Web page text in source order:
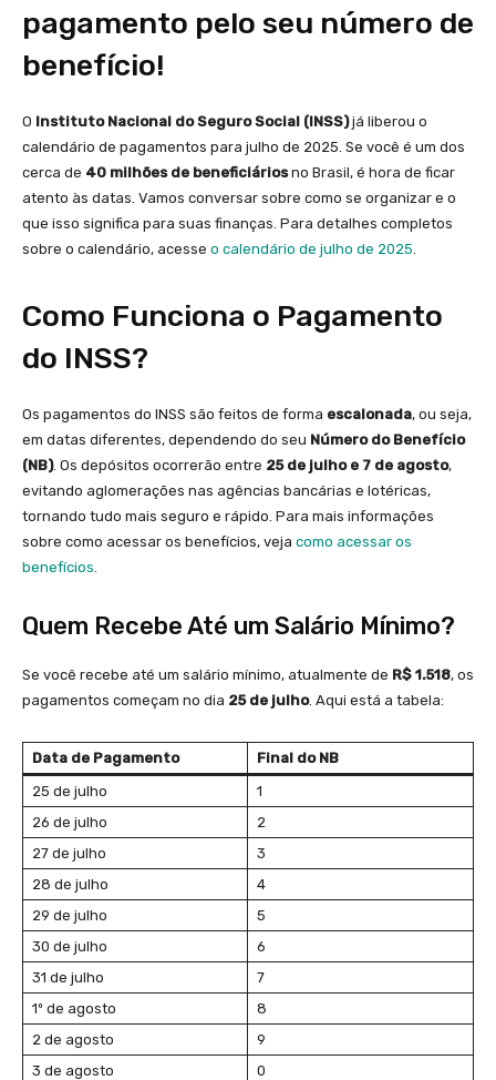
pagamento pelo seu número de
benefício!
O Instituto Nacional do Seguro Social (INSS)já liberou o
calendário de pagamentos para julho de 2025. Se você é um dos
cerca de 40 milhões de beneficiáriosno Brasil, é hora de ficar
atento às datas. Vamos conversar sobre como se organizar e o
que isso significa para suas finanças. Para detalhes completos
sobre o calendário, acesse o calendário de julho de 2025.
Como Funciona o Pagamento
do INSS?
Os pagamentos do INSS são feitos de forma escalonada, ou seja,
em datas diferentes, dependendo do seu Número do Benefício
(NB). Os depósitos ocorrerão entre 25 de julho e 7 de agosto,
evitando aglomerações nas agências bancárias e lotéricas,
tornando tudo mais seguro e rápido. Para mais informações
sobre como acessar os benefícios, veja como acessar os
benefícios.
Quem Recebe Até um Salário Mínimo?
Se você recebe até um salário mínimo, atualmente de R$ 1.518, os
pagamentos começam no dia 25 de julho. Aqui está a tabela:
Data de Pagamento
Final do NB
25 de julho
1
26 de julho
2
27 de julho
3
28 de julho
4
29 de julho
5
30 de julho
6
31 de julho
7
1º de agosto
8
2 de agosto
9
3 de agosto
0